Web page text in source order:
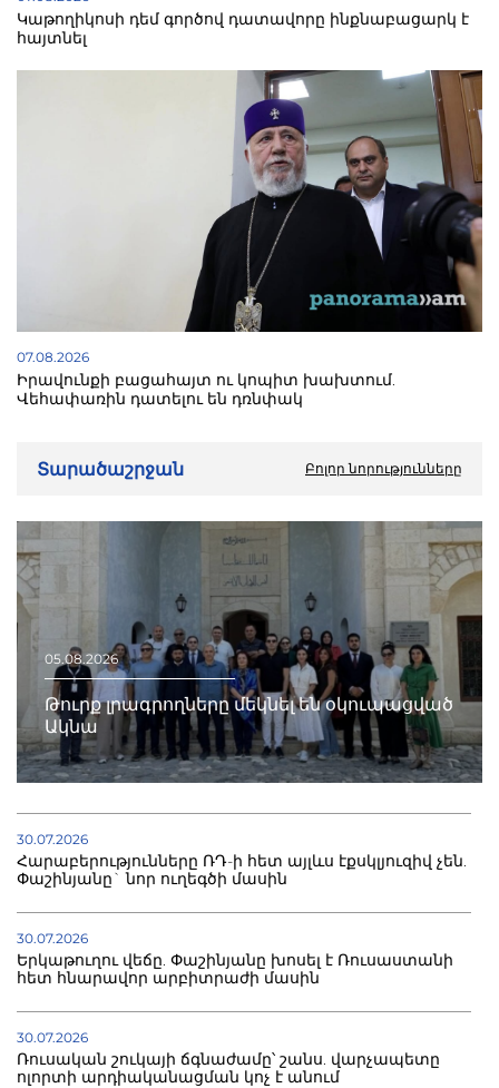
Կաթողիկոսի դեմ գործով դատավորը ինքնաբացարկ է
հայտնել
07.08.2026
Իրավունքի բացահայտ ու կոպիտ խախտում.
Վեհափառին դատելու են դռնփակ
Տարածաշրջան Բոլոր նորությունները
05.08.2026
Թուրք լրագրողները մեկնել են օկուպացված
Ակնա
30.07.2026
Հարաբերությունները ՌԴ-ի հետ այլևս էքսկլյուզիվ չեն.
Փաշինյանը` նոր ուղեգծի մասին
30.07.2026
Երկաթուղու վեճը. Փաշինյանը խոսել է Ռուսաստանի
հետ հնարավոր արբիտրաժի մասին
30.07.2026
Ռուսական շուկայի ճգնաժամը՝ շանս. վարչապետը
ոլորտի արդիականացման կոչ է անում